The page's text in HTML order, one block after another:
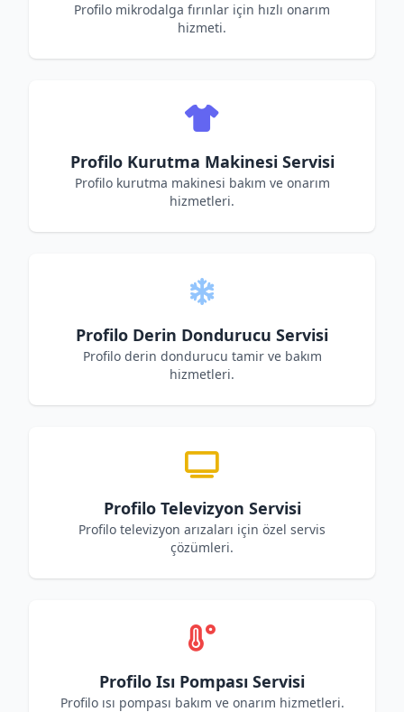
Profilo mikrodalga fırınlar için hızlı onarım
hizmeti.
Profilo Kurutma Makinesi Servisi
Profilo kurutma makinesi bakım ve onarım
hizmetleri.
Profilo Derin Dondurucu Servisi
Profilo derin dondurucu tamir ve bakım
hizmetleri.
Profilo Televizyon Servisi
Profilo televizyon arızaları için özel servis
çözümleri.
Profilo Isı Pompası Servisi
Profilo ısı pompası bakım ve onarım hizmetleri.